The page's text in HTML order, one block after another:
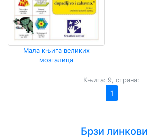
Мала књига великих
мозгалица
Књига: 9, страна:
1
Брзи линкови